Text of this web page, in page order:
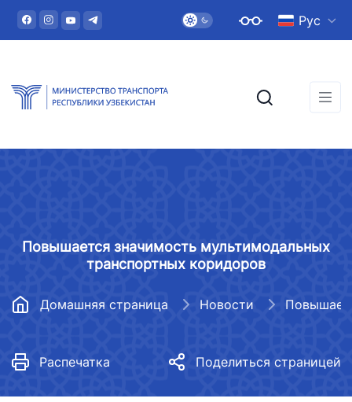
Рус
Повышается значимость мультимодальных
транспортных коридоров
Домашняя страница Новости
Распечатка Поделиться страницей